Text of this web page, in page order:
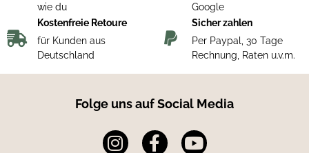
wie du
Google
Kostenfreie Retoure
für Kunden aus
Deutschland
Sicher zahlen
Per Paypal, 30 Tage
Rechnung, Raten u.v.m.
Folge uns auf Social Media